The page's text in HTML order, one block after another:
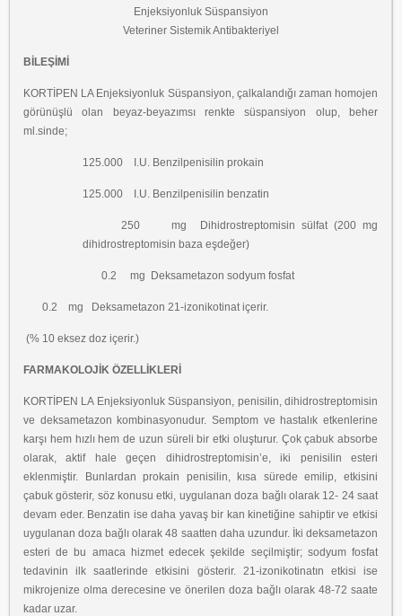
Enjeksiyonluk Süspansiyon
Veteriner Sistemik Antibakteriyel
BİLEŞİMİ
KORTİPEN LA Enjeksiyonluk Süspansiyon, çalkalandığı zaman homojen
görünüşlü olan beyaz-beyazımsı renkte süspansiyon olup, beher
ml.sinde;
125.000 I.U. Benzilpenisilin prokain
125.000 I.U. Benzilpenisilin benzatin
250 mg Dihidrostreptomisin sülfat (200 mg
dihidrostreptomisin baza eşdeğer)
0.2 mg Deksametazon sodyum fosfat
0.2 mg Deksametazon 21-izonikotinat içerir.
(% 10 eksez doz içerir.)
FARMAKOLOJİK ÖZELLİKLERİ
KORTİPEN LA Enjeksiyonluk Süspansiyon, penisilin, dihidrostreptomisin
ve deksametazon kombinasyonudur. Semptom ve hastalık etkenlerine
karşı hem hızlı hem de uzun süreli bir etki oluşturur. Çok çabuk absorbe
olarak, aktif hale geçen dihidrostreptomisin’e, iki penisilin esteri
eklenmiştir. Bunlardan prokain penisilin, kısa sürede emilip, etkisini
çabuk gösterir, söz konusu etki, uygulanan doza bağlı olarak 12- 24 saat
devam eder. Benzatin ise daha yavaş bir kan kinetiğine sahiptir ve etkisi
uygulanan doza bağlı olarak 48 saatten daha uzundur. İki deksametazon
esteri de bu amaca hizmet edecek şekilde seçilmiştir; sodyum fosfat
tedavinin ilk saatlerinde etkisini gösterir. 21-izonikotinatın etkisi ise
mikrojenize olma derecesine ve önerilen doza bağlı olarak 48-72 saate
kadar uzar.